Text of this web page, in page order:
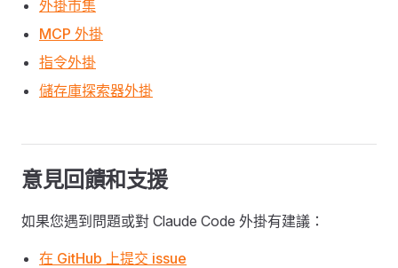
外掛市集
MCP 外掛
指令外掛
儲存庫探索器外掛
意見回饋和支援
如果您遇到問題或對 Claude Code 外掛有建議：
在 GitHub 上提交 issue